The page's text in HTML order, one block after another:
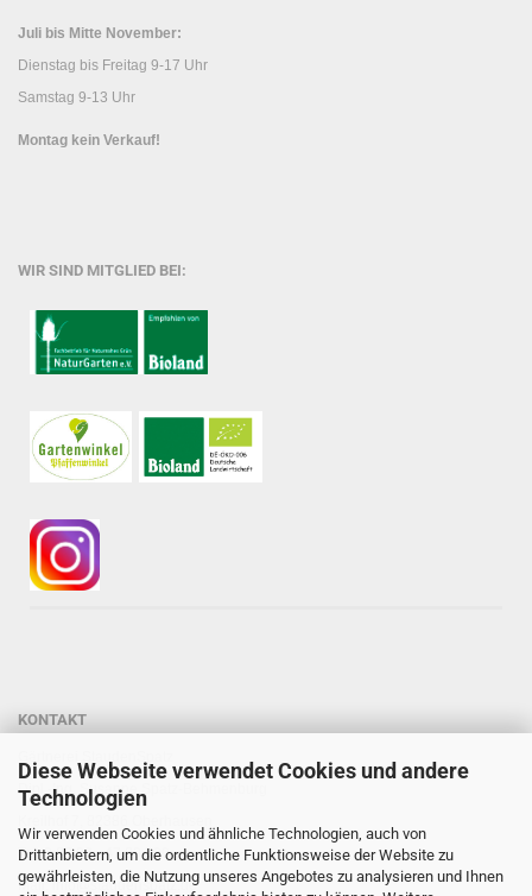
Diese Webseite verwendet Cookies und andere
Technologien
Wir verwenden Cookies und ähnliche Technologien, auch von
Drittanbietern, um die ordentliche Funktionsweise der Website zu
gewährleisten, die Nutzung unseres Angebotes zu analysieren und Ihnen
Juli bis Mitte November:
Dienstag bis Freitag 9-17 Uhr
Samstag 9-13 Uhr
Montag kein Verkauf!
WIR SIND MITGLIED BEI:
KONTAKT
Dipl.-Ing. Susanne Spatz-Behmenburg
Tel: 0 88 03 - 47 80 900
Mail: info@staudenspatz.de